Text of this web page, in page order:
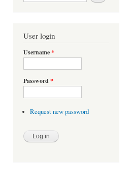
User login
Username*
Password *
Request new password